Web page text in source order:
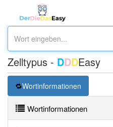
Zelltypus - DDDEasy
Wortinformationen
Wortinformationen